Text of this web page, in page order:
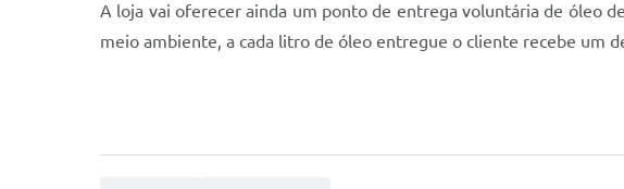
A loja vai oferecer ainda um ponto de entrega voluntária de óleo
meio ambiente, a cada litro de óleo entregue o cliente recebe um